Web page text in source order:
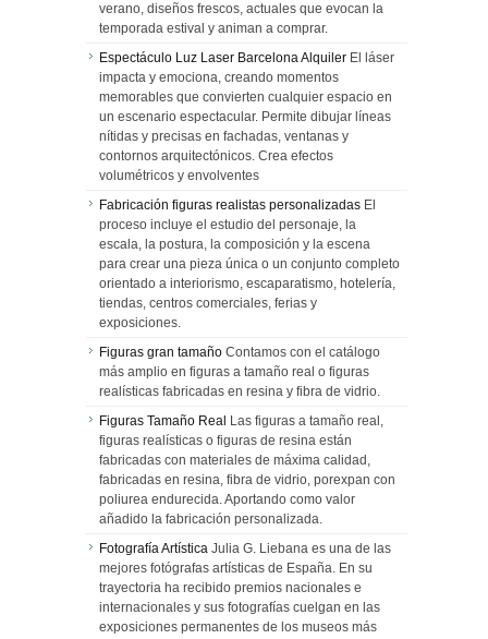
verano, diseños frescos, actuales que evocan la
temporada estival y animan a comprar.
Espectáculo Luz Laser Barcelona Alquiler El láser
impacta y emociona, creando momentos
memorables que convierten cualquier espacio en
un escenario espectacular. Permite dibujar líneas
nítidas y precisas en fachadas, ventanas y
contornos arquitectónicos. Crea efectos
volumétricos y envolventes
Fabricación figuras realistas personalizadas El
proceso incluye el estudio del personaje, la
escala, la postura, la composición y la escena
para crear una pieza única o un conjunto completo
orientado a interiorismo, escaparatismo, hotelería,
tiendas, centros comerciales, ferias y
exposiciones.
Figuras gran tamaño Contamos con el catálogo
más amplio en figuras a tamaño real o figuras
realísticas fabricadas en resina y fibra de vidrio.
Figuras Tamaño Real Las figuras a tamaño real,
figuras realísticas o figuras de resina están
fabricadas con materiales de máxima calidad,
fabricadas en resina, fibra de vidrio, porexpan con
poliurea endurecida. Aportando como valor
añadido la fabricación personalizada.
Fotografía Artística Julia G. Liebana es una de las
mejores fotógrafas artísticas de España. En su
trayectoria ha recibido premios nacionales e
internacionales y sus fotografías cuelgan en las
exposiciones permanentes de los museos más